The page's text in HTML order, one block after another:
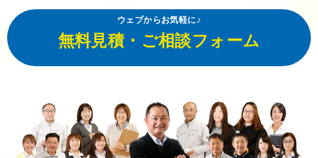
ウェブからお気軽に♪
無料見積・ご相談フォーム